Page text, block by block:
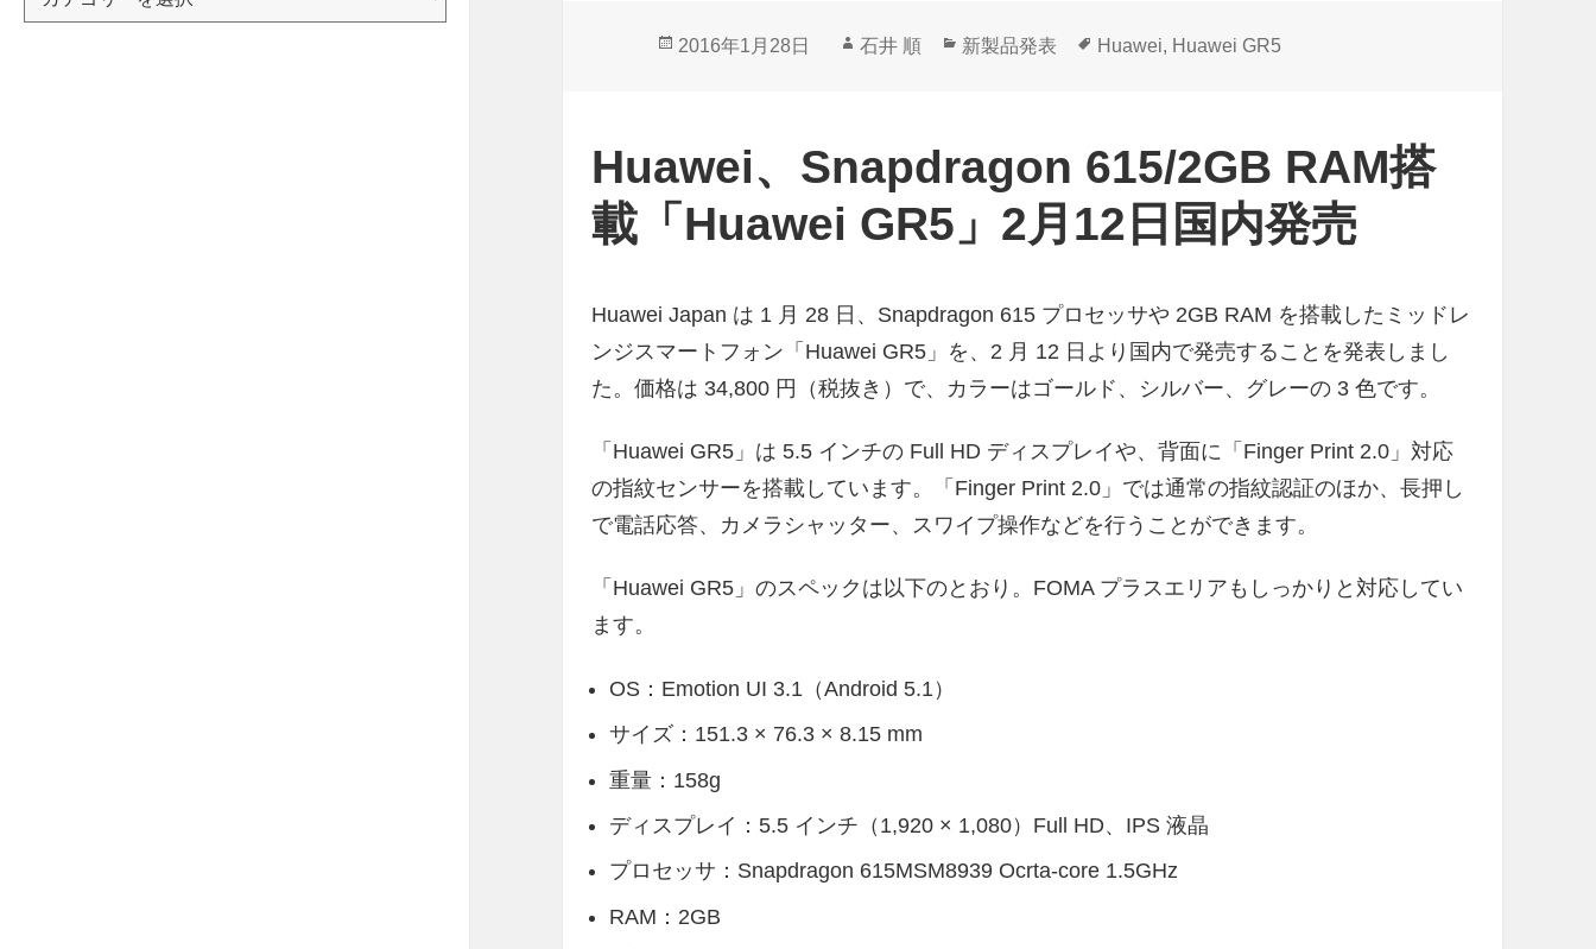
投
2016年1月28日
作
石井 順
カ
ー
新製品発表
タ
Huawei, Huawei GR5
Huawei、Snapdragon 615/2GB RAM搭
載「Huawei GR5」2月12日国内発売
Huawei Japan は 1 月 28 日、Snapdragon 615 プロセッサや 2GB RAM を搭載したミッドレ
ンジスマートフォン「Huawei GR5」を、2 月 12 日より国内で発売することを発表しまし
た。価格は 34,800 円（税抜き）で、カラーはゴールド、シルバー、グレーの 3 色です。
「Huawei GR5」は 5.5 インチの Full HD ディスプレイや、背面に「Finger Print 2.0」対応
の指紋センサーを搭載しています。「Finger Print 2.0」では通常の指紋認証のほか、長押し
で電話応答、カメラシャッター、スワイプ操作などを行うことができます。
「Huawei GR5」のスペックは以下のとおり。FOMA プラスエリアもしっかりと対応してい
ます。
OS：Emotion UI 3.1（Android 5.1）
サイズ：151.3 × 76.3 × 8.15 mm
重量：158g
ディスプレイ：5.5 インチ（1,920 × 1,080）Full HD、IPS 液晶
プロセッサ：Snapdragon 615MSM8939 Ocrta-core 1.5GHz
RAM：2GB